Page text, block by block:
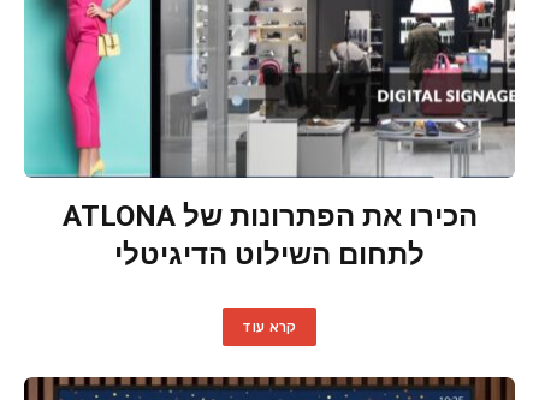
הכירו את הפתרונות של ATLONA
לתחום השילוט הדיגיטלי
קרא עוד